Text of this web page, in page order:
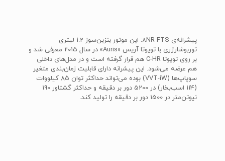
پیشرانه‌ی 8NR-FTS: این موتور بنزین‌سوز 1.2 لیتری
توربوشارژری با تویوتا آریس «Auris» در سال 2015 معرفی شد و
بر روی تویوتا C-HR هم قرار گرفته است و در مدل‌های داخلی
هم عرضه می‌شود. این پیشرانه دارای قابلیت زمان‌بندی متغیر
سوپاپ‌ها (VVT-iW) بوده می‌تواند حداکثر توان 85 کیلووات
(114 اسب‌بخار) در 5200 دور بر دقیقه و حداکثر گشتاور 190
نیوتن‌متر در 1500 دور بر دقیقه را تولید کند.